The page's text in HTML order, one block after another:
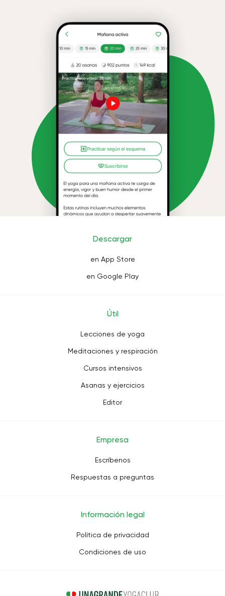
Descargar
en App Store
en Google Play
Útil
Lecciones de yoga
Meditaciones y respiración
Cursos intensivos
Asanas y ejercicios
Editor
Empresa
Escríbenos
Respuestas a preguntas
Información legal
Política de privacidad
Condiciones de uso